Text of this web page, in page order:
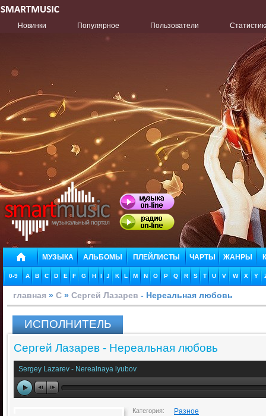
Новинки Популярное Пользователи
МУЗЫКА АЛЬБОМЫ ПЛЕЙЛИСТЫ ЧАРТЫ ЖАНРЫ
0-9 A B C D E F G H I J K L M N O P Q R S T U V W X Y
главная » С » Сергей Лазарев - Нереальная любовь
ИСПОЛНИТЕЛЬ
Сергей Лазарев - Нереальная любовь
Sergey Lazarev - Nerealnaya lyubov
Категория: Разное